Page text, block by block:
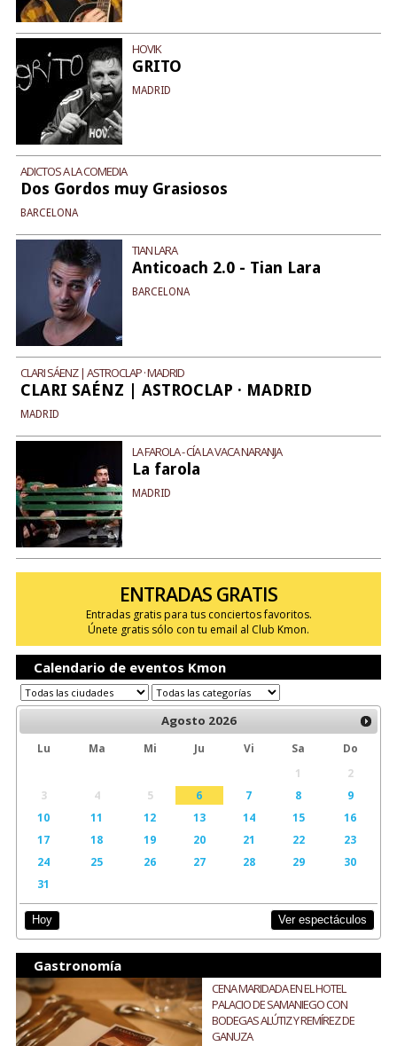
HOVIK
GRITO
MADRID
ADICTOS A LA COMEDIA
Dos Gordos muy Grasiosos
BARCELONA
TIAN LARA
Anticoach 2.0 - Tian Lara
BARCELONA
CLARI SÁENZ | ASTROCLAP · MADRID
CLARI SAÉNZ | ASTROCLAP · MADRID
MADRID
LA FAROLA - CÍA LA VACA NARANJA
La farola
MADRID
ENTRADAS GRATIS
Entradas gratis para tus conciertos favoritos.
Únete gratis sólo con tu email al Club Kmon.
Calendario de eventos Kmon
Agosto 2026
Lu Ma Mi Ju Vi Sa
Do
1
2
3
4 5 6 7 8
9
10
11 12 13 14 15
16
17
18 19 20 21 22
23
24
25 26 27 28 29
30
31
Hoy Ver espectáculos
Gastronomía
CENA MARIDADA EN EL HOTEL
PALACIO DE SAMANIEGO CON
BODEGAS ALÚTIZ Y REMÍREZ DE
GANUZA